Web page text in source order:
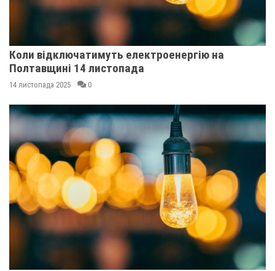
Коли відключатимуть електроенергію на
Полтавщині 14 листопада
14 листопада 2025 0